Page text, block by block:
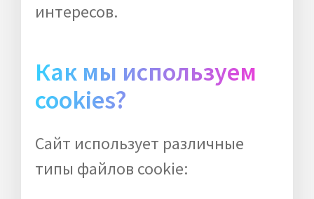
интересов.
Как мы используем
cookies?
Сайт использует различные
типы файлов cookie: